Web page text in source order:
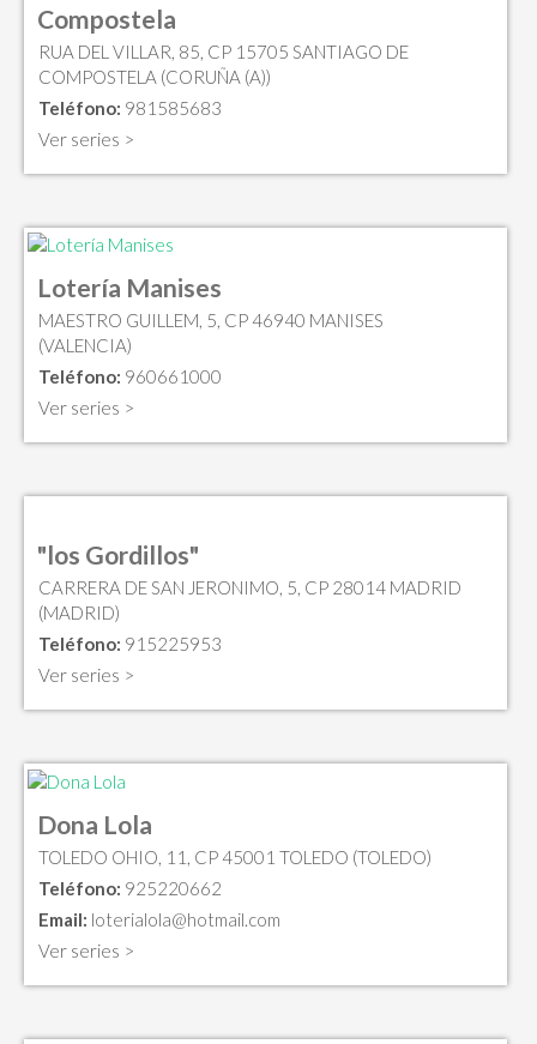
Compostela
RUA DEL VILLAR, 85, CP 15705 SANTIAGO DE
COMPOSTELA (CORUÑA (A))
Teléfono: 981585683
Ver series >
Lotería Manises
MAESTRO GUILLEM, 5, CP 46940 MANISES
(VALENCIA)
Teléfono: 960661000
Ver series >
"los Gordillos"
CARRERA DE SAN JERONIMO, 5, CP 28014 MADRID
(MADRID)
Teléfono: 915225953
Ver series >
Dona Lola
TOLEDO OHIO, 11, CP 45001 TOLEDO (TOLEDO)
Teléfono: 925220662
Email: loterialola@hotmail.com
Ver series >